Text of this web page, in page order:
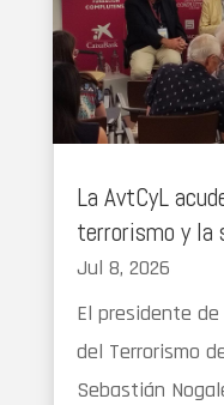
La AvtCyL
terrorismo y la
Jul 8, 2026
El presidente
del Terrorismo
Sebastián